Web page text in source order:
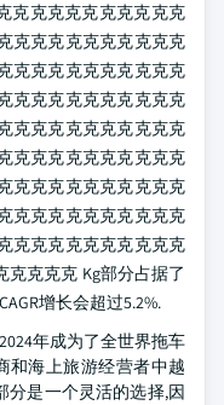
克克克克克克克克克克
克克克克克克克克克克
克克克克克克克克克克
克克克克克克克克克克
克克克克克克克克克克
克克克克克克克克克克
克克克克克克克克克克
克克克克克克克克克克
克克克克克克克克克克
克克克 Kg部分占据了
增长会超过5.2%.
年成为了全世界拖车
和海上旅游经营者中越
分是一个灵活的选择,因